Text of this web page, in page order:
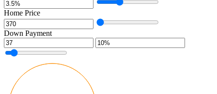
Home Price
Down Payment